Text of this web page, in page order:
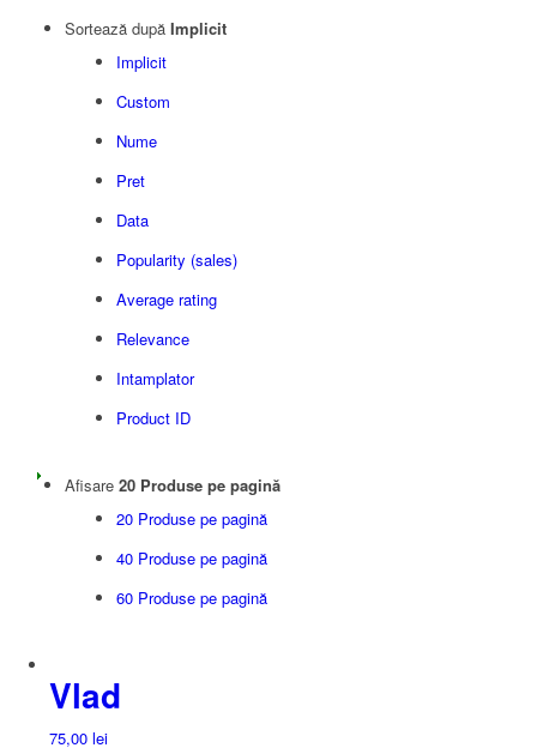
Sortează după Implicit
Implicit
Custom
Nume
Pret
Data
Popularity (sales)
Average rating
Relevance
Intamplator
Product ID
Afisare 20 Produse pe pagină
20 Produse pe pagină
40 Produse pe pagină
60 Produse pe pagină
Vlad
75,00 lei